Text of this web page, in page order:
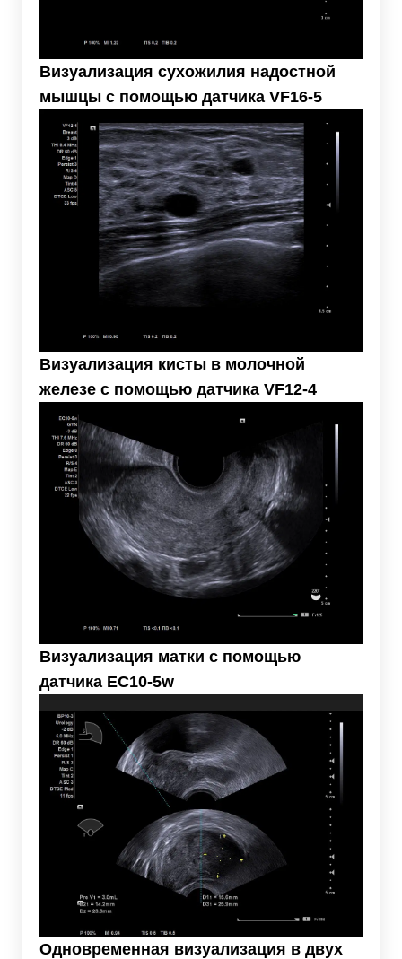
Визуализация сухожилия надостной
мышцы с помощью датчика VF16-5
Визуализация кисты в молочной
железе с помощью датчика VF12-4
Визуализация матки с помощью
датчика EC10-5w
Одновременная визуализация в двух